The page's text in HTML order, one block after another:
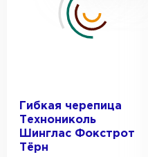
Гибкая черепица
Технониколь
Шинглас Фокстрот
Тёрн